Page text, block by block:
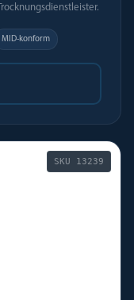
MID-konform
SKU 13239